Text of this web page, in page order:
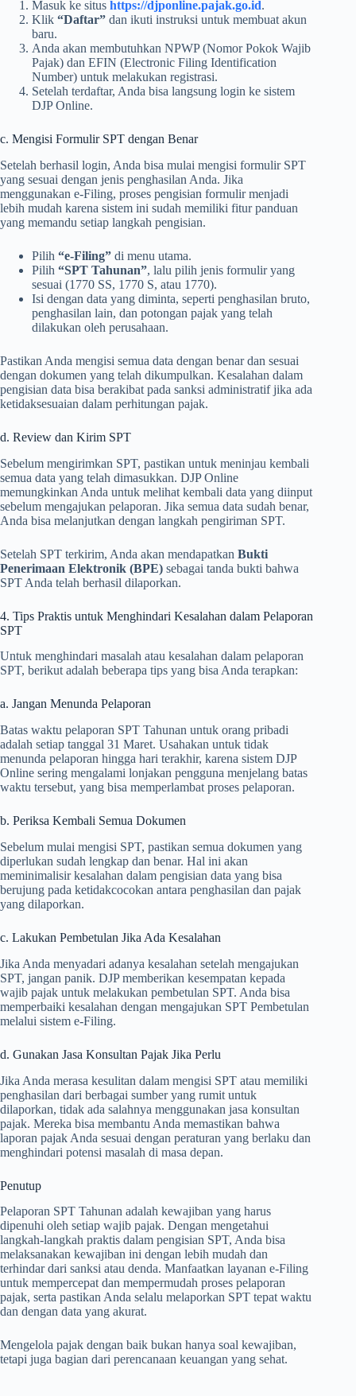
Masuk ke situs https://djponline.pajak.go.id.
Klik “Daftar” dan ikuti instruksi untuk membuat akun
baru.
Anda akan membutuhkan NPWP (Nomor Pokok Wajib
Pajak) dan EFIN (Electronic Filing Identification
Number) untuk melakukan registrasi.
Setelah terdaftar, Anda bisa langsung login ke sistem
DJP Online.
c. Mengisi Formulir SPT dengan Benar
Setelah berhasil login, Anda bisa mulai mengisi formulir SPT
yang sesuai dengan jenis penghasilan Anda. Jika
menggunakan e-Filing, proses pengisian formulir menjadi
lebih mudah karena sistem ini sudah memiliki fitur panduan
yang memandu setiap langkah pengisian.
Pilih “e-Filing” di menu utama.
Pilih “SPT Tahunan”, lalu pilih jenis formulir yang
sesuai (1770 SS, 1770 S, atau 1770).
Isi dengan data yang diminta, seperti penghasilan bruto,
penghasilan lain, dan potongan pajak yang telah
dilakukan oleh perusahaan.
Pastikan Anda mengisi semua data dengan benar dan sesuai
dengan dokumen yang telah dikumpulkan. Kesalahan dalam
pengisian data bisa berakibat pada sanksi administratif jika ada
ketidaksesuaian dalam perhitungan pajak.
d. Review dan Kirim SPT
Sebelum mengirimkan SPT, pastikan untuk meninjau kembali
semua data yang telah dimasukkan. DJP Online
memungkinkan Anda untuk melihat kembali data yang diinput
sebelum mengajukan pelaporan. Jika semua data sudah benar,
Anda bisa melanjutkan dengan langkah pengiriman SPT.
Setelah SPT terkirim, Anda akan mendapatkan Bukti
Penerimaan Elektronik (BPE) sebagai tanda bukti bahwa
SPT Anda telah berhasil dilaporkan.
4. Tips Praktis untuk Menghindari Kesalahan dalam Pelaporan
SPT
Untuk menghindari masalah atau kesalahan dalam pelaporan
SPT, berikut adalah beberapa tips yang bisa Anda terapkan:
a. Jangan Menunda Pelaporan
Batas waktu pelaporan SPT Tahunan untuk orang pribadi
adalah setiap tanggal 31 Maret. Usahakan untuk tidak
menunda pelaporan hingga hari terakhir, karena sistem DJP
Online sering mengalami lonjakan pengguna menjelang batas
waktu tersebut, yang bisa memperlambat proses pelaporan.
b. Periksa Kembali Semua Dokumen
Sebelum mulai mengisi SPT, pastikan semua dokumen yang
diperlukan sudah lengkap dan benar. Hal ini akan
meminimalisir kesalahan dalam pengisian data yang bisa
berujung pada ketidakcocokan antara penghasilan dan pajak
yang dilaporkan.
c. Lakukan Pembetulan Jika Ada Kesalahan
Jika Anda menyadari adanya kesalahan setelah mengajukan
SPT, jangan panik. DJP memberikan kesempatan kepada
wajib pajak untuk melakukan pembetulan SPT. Anda bisa
memperbaiki kesalahan dengan mengajukan SPT Pembetulan
melalui sistem e-Filing.
d. Gunakan Jasa Konsultan Pajak Jika Perlu
Jika Anda merasa kesulitan dalam mengisi SPT atau memiliki
penghasilan dari berbagai sumber yang rumit untuk
dilaporkan, tidak ada salahnya menggunakan jasa konsultan
pajak. Mereka bisa membantu Anda memastikan bahwa
laporan pajak Anda sesuai dengan peraturan yang berlaku dan
menghindari potensi masalah di masa depan.
Penutup
Pelaporan SPT Tahunan adalah kewajiban yang harus
dipenuhi oleh setiap wajib pajak. Dengan mengetahui
langkah-langkah praktis dalam pengisian SPT, Anda bisa
melaksanakan kewajiban ini dengan lebih mudah dan
terhindar dari sanksi atau denda. Manfaatkan layanan e-Filing
untuk mempercepat dan mempermudah proses pelaporan
pajak, serta pastikan Anda selalu melaporkan SPT tepat waktu
dan dengan data yang akurat.
Mengelola pajak dengan baik bukan hanya soal kewajiban,
tetapi juga bagian dari perencanaan keuangan yang sehat.